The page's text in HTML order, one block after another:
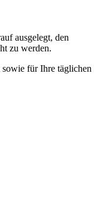
ausgelegt, den
zu werden.
für Ihre täglichen